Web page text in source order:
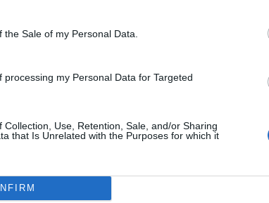
Sale of my Personal Data.
processing my Personal Data for Targeted
Collection, Use, Retention, Sale, and/or Sharing
that Is Unrelated with the Purposes for which it
μέσω της ευρείας κάλυψης της
στόχευση του Υπουργείου
συλλογικες συμβάσεις εργασίας και
οι προϋποθέσεις για την